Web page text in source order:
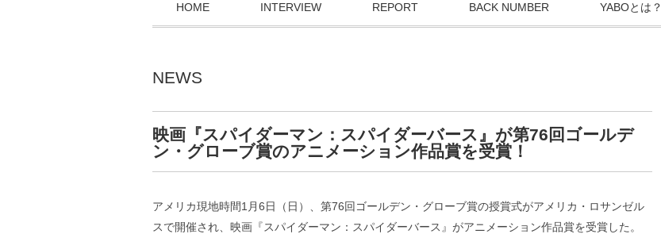
HOME INTERVIEW REPORT BACK NUMBER YABOとは？
NEWS
映画『スパイダーマン：スパイダーバース』が第76回ゴールデ
ン・グローブ賞のアニメーション作品賞を受賞！
アメリカ現地時間1月6日（日）、第76回ゴールデン・グローブ賞の授賞式がアメリカ・ロサンゼル
スで開催され、映画『スパイダーマン：スパイダーバース』がアニメーション作品賞を受賞した。